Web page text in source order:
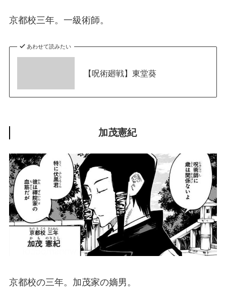
京都校三年。一級術師。
あわせて読みたい
【呪術廻戦】東堂葵
加茂憲紀
京都校の三年。加茂家の嫡男。